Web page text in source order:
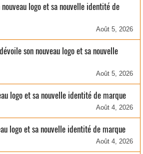
logo et sa nouvelle identité de
Août 5, 2026
son nouveau logo et sa nouvelle
Août 5, 2026
logo et sa nouvelle identité de marque
Août 4, 2026
logo et sa nouvelle identité de marque
Août 4, 2026